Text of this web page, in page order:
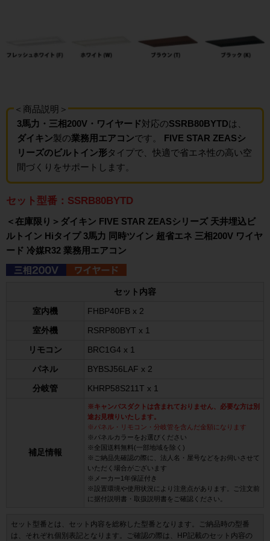
＜商品説明＞
3馬力・三相200V・ワイヤード対応のSSRB80BYTDは、
ダイキン製の業務用エアコンです。 FIVE STAR ZEASシ
リーズのビルトイン形タイプで、快適で省エネ性の高い空
間づくりをサポートします。
セット型番：SSRB80BYTD
＜在庫限り＞ダイキン FIVE STAR ZEASシリーズ 天井埋込ビ
ルトイン Hiタイプ 3馬力 同時ツイン 超省エネ 三相200V ワイヤ
ード 冷媒R32 業務用エアコン
セット内容
室内機 FHBP40FB x 2
室外機 RSRP80BYT x 1
リモコン BRC1G4 x 1
パネル BYBSJ56LAF x 2
分岐管 KHRP58S211T x 1
補足情報
※キャンバスダクトは含まれておりません、必要な方は別
途お見積りいたします。
※パネル・リモコン・分岐管を含んだ金額になります
※パネルカラーをお選びください
※全国送料無料(一部地域を除く)
※ご納品先確認の際に、法人名・屋号などをお伺いさせて
いただく場合がございます
※メーカー1年保証付き
※設置環境や使用状況により注意点があります。ご注文前
に据付説明書・取扱説明書をご確認ください。
セット型番とは、セット内容を総称した型番となります。ご納品時の型番
は、それぞれ個別表記となります。ご確認の際は、HP記載のセット内容の